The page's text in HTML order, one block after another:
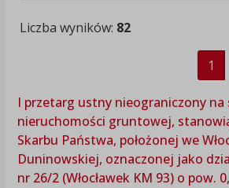
Liczba wyników: 82
1
I przetarg ustny nieograniczony na
nieruchomości gruntowej,
Skarbu Państwa, położonej we
Duninowskiej, oznaczonej jako
nr 26/2 (Włocławek KM 93) o pow.